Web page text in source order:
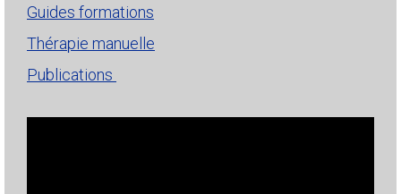
Guides formations
Thérapie manuelle
Publications